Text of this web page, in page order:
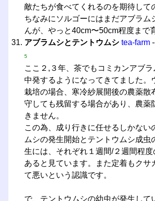
敵たちが食べてくれるのを期待して
ちなみにソルゴーにはまだアブラム
んが、やっと40cm〜50cm程度まで
アブラムシとテントウムシ tea-farm
5
ここ２,３年、茶でもコミカンアブ
中発するようになってきてました。
栽培の場合、寒冷紗展開後の農薬散
守しても残留する場合があり、農薬
きません。
この為、成り行きに任せるしかない
ムシの発生開始とテントウムシ成虫
生には、それぞれ１週間/２週間程
あると見ています。また定着もクサ
て悪いという認識です。
で、テントウムシの幼虫が発生して